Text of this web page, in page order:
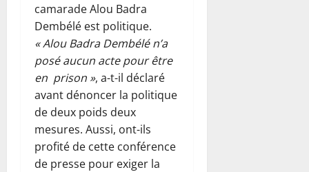
camarade Alou Badra
Dembélé est politique.
« Alou Badra Dembélé n’a
posé aucun acte pour être
en prison », a-t-il déclaré
avant dénoncer la politique
de deux poids deux
mesures. Aussi, ont-ils
profité de cette conférence
de presse pour exiger la